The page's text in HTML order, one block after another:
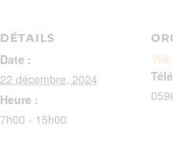
DÉTAILS
Date :
22 décembre, 2024
Heure :
7h00 - 15h00